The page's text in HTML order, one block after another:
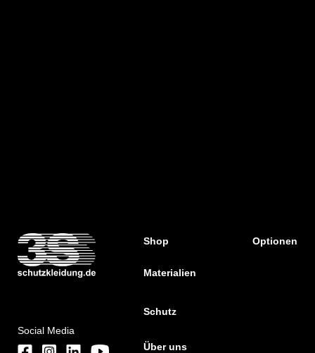
Social Media
Shop Optionen
Materialien
Schutz
Über uns